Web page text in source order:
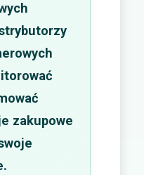
zakupowe